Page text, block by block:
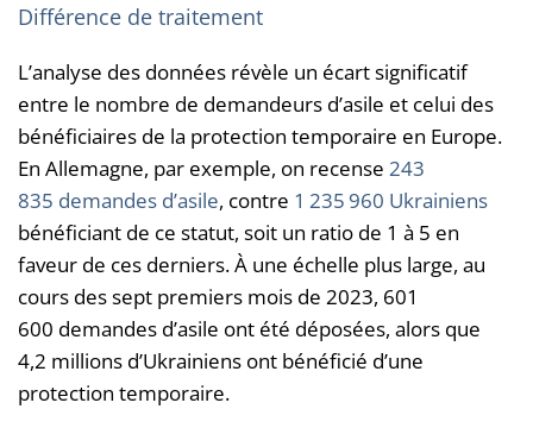
Différence de traitement
L’analyse des données révèle un écart significatif
entre le nombre de demandeurs d’asile et celui des
bénéficiaires de la protection temporaire en Europe.
En Allemagne, par exemple, on recense 243
835 demandes d’asile, contre 1 235 960 Ukrainiens
bénéficiant de ce statut, soit un ratio de 1 à 5 en
faveur de ces derniers. À une échelle plus large, au
cours des sept premiers mois de 2023, 601
600 demandes d’asile ont été déposées, alors que
4,2 millions d’Ukrainiens ont bénéficié d’une
protection temporaire.